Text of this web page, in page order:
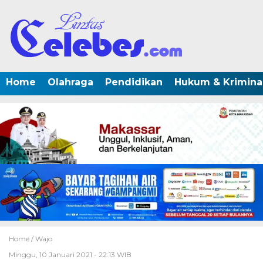
Home Olahraga Pendidikan Hukum &
Home / Wajo
Minggu, 10 Januari 2021 - 22:13 WIB